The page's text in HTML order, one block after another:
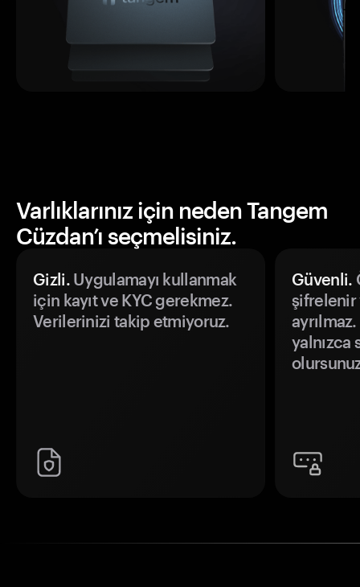
Varlıklarınız için neden Tangem
Cüzdan’ı seçmelisiniz.
Gizli.Uygulamayı kullanmak
için kayıt ve KYC gerekmez.
Verilerinizi takip etmiyoruz.
Güvenli.
şifrelenir
yalnızca